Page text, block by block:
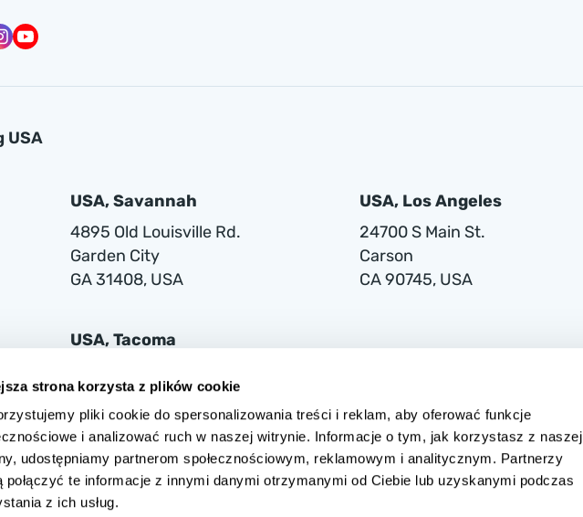
strona korzysta z plików cookie
pliki cookie do spersonalizowania treści i reklam, aby oferować funkcje
i analizować ruch w naszej witrynie. Informacje o tym, jak korzystasz z naszej
udostępniamy partnerom społecznościowym, reklamowym i analitycznym. Partnerzy
połączyć te informacje z innymi danymi otrzymanymi od Ciebie lub uzyskanymi podczas
z ich usług.
USA
USA, Savannah
4895 Old Louisville Rd.
Garden City
GA 31408, USA
USA, Los Angeles
24700 S Main St.
Carson
CA 90745, USA
USA, Tacoma
Tacoma
WA 98421